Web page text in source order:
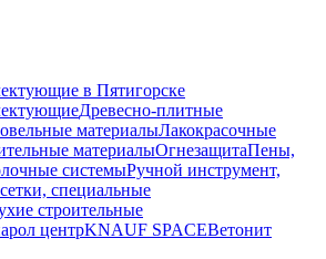
в Пятигорске
Древесно-плитные
материалыЛакокрасочные
материалыОгнезащитаПены,
системыРучной инструмент,
специальные
строительные
центрKNAUF SPACEВетонит